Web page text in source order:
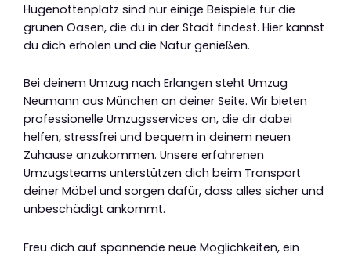
Hugenottenplatz sind nur einige Beispiele für die
grünen Oasen, die du in der Stadt findest. Hier kannst
du dich erholen und die Natur genießen.
Bei deinem Umzug nach Erlangen steht Umzug
Neumann aus München an deiner Seite. Wir bieten
professionelle Umzugsservices an, die dir dabei
helfen, stressfrei und bequem in deinem neuen
Zuhause anzukommen. Unsere erfahrenen
Umzugsteams unterstützen dich beim Transport
deiner Möbel und sorgen dafür, dass alles sicher und
unbeschädigt ankommt.
Freu dich auf spannende neue Möglichkeiten, ein